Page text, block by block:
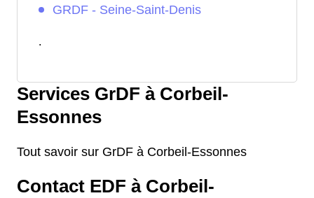
GRDF - Seine-Saint-Denis
.
Services GrDF à Corbeil-
Essonnes
Tout savoir sur GrDF à Corbeil-Essonnes
Contact EDF à Corbeil-